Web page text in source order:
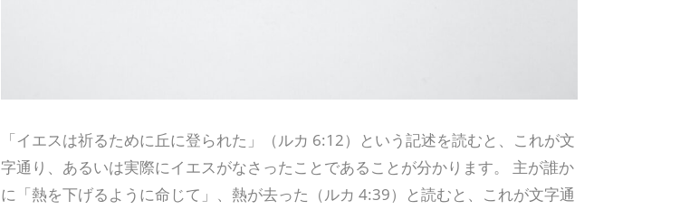
「イエスは祈るために丘に登られた」（ルカ 6:12）という記述を読むと、これが文
字通り、あるいは実際にイエスがなさったことであることが分かります。 主が誰か
に「熱を下げるように命じて」、熱が去った（ルカ 4:39）と読むと、これが文字通